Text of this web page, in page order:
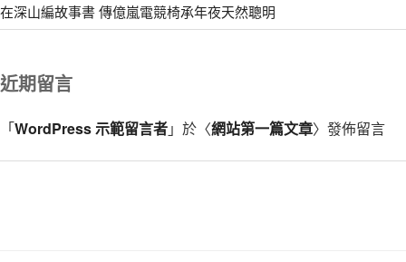
在深山編故事書 傳億嵐電競椅承年夜天然聰明
近期留言
「WordPress 示範留言者」於〈網站第一篇文章〉發佈留言